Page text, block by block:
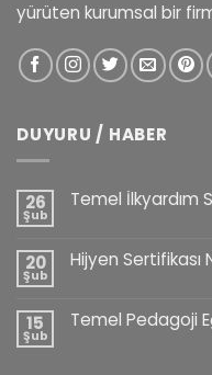
yürüten kurumsal bir
DUYURU / HABER
26
Şub
Temel İlkyardım
20
Şub
Hijyen Sertifikası
15
Şub
Temel Pedagoji